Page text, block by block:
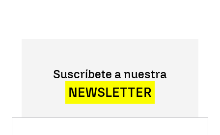
Suscríbete a nuestra
NEWSLETTER